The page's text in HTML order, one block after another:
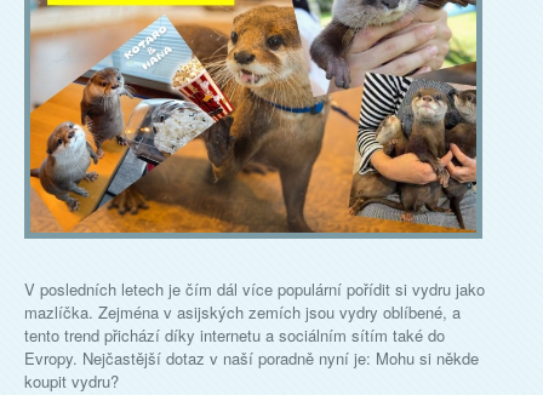
V posledních letech je čím dál více populární pořídit si vydru jako
mazlíčka. Zejména v asijských zemích jsou vydry oblíbené, a
tento trend přichází díky internetu a sociálním sítím také do
Evropy. Nejčastější dotaz v naší poradně nyní je: Mohu si někde
koupit vydru?